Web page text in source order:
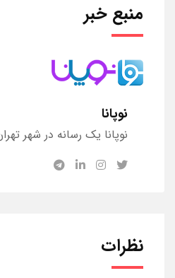
منبع خبر
نوپانا
نوپانا یک رسانه در شهر
نظرات